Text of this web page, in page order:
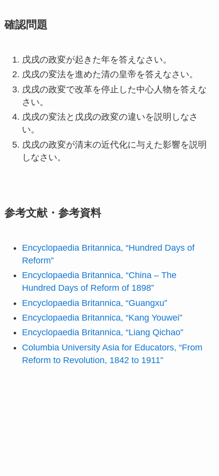
確認問題
戊戌の政変が起きた年を答えなさい。
戊戌の変法を進めた清の皇帝を答えなさい。
戊戌の政変で改革を停止した中心人物を答えな
さい。
戊戌の変法と戊戌の政変の違いを説明しなさ
い。
戊戌の政変が清末の近代化に与えた影響を説明
しなさい。
参考文献・参考資料
Encyclopaedia Britannica, “Hundred Days of
Reform”
Encyclopaedia Britannica, “China – The
Hundred Days of Reform of 1898”
Encyclopaedia Britannica, “Guangxu”
Encyclopaedia Britannica, “Kang Youwei”
Encyclopaedia Britannica, “Liang Qichao”
Columbia University Asia for Educators, “From
Reform to Revolution, 1842 to 1911”